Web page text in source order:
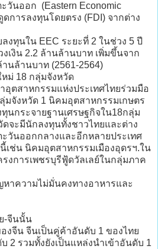
ะวันออก (Eastern Economic
การลงทุนโดยตรง (FDI) จากต่าง
งทุนใน EEC ระยะที่ 2 ในช่วง 5 ปี
เงิน 2.2 ล้านล้านบาท เพิ่มขึ้นจาก
านล้านบาท (2561-2564)
ม่ 18 กลุ่มจังหวัด
อุตสาหกรรมแห่งประเทศไทยร่วมมือ
มจังหวัด 1 นิคมอุตสาหกรรมเกษตร
นกระจายฐานเศรษฐกิจใน18กลุ่ม
จะมีนักลงทุนทั้งชาวไทยและต่าง
ะวันออกกลางและอีกหลายประเทศ
เช่น นิคมอุตสาหกรรมเมืองอุดรฯ.ใน
งการเพชรบุรีฟู้ดวัลเลย์ในกลุ่มภาค
าความไม่มั่นคงทางอาหารและ
-จีนนั้น
งจีน จีนเป็นคู่ค้าอันดับ 1 ของไทย
2 รวมทั้งยังเป็นแหล่งนำเข้าอันดับ 1